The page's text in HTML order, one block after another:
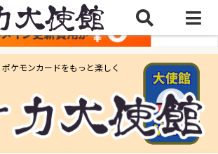
ポケモンカードをもっと楽しく